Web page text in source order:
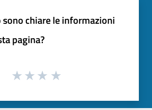
sono chiare le informazioni
pagina?